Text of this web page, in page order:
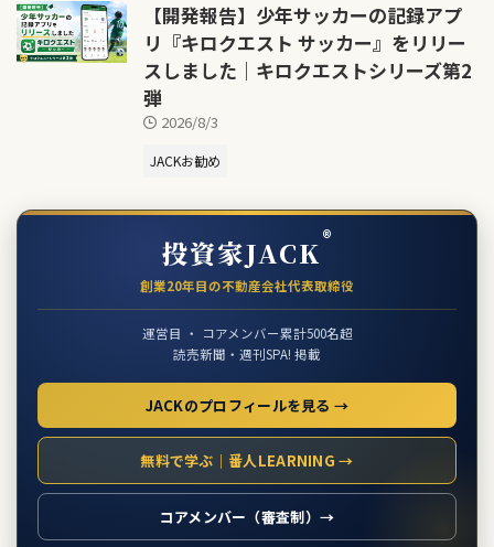
【開発報告】少年サッカーの記録アプ
リ『キロクエスト サッカー』をリリー
スしました｜キロクエストシリーズ第2
弾
2026/8/3
JACKお勧め
投資家JACK®
創業20年目の不動産会社代表取締役
運営目 ・ コアメンバー累計500名超
読売新聞・週刊SPA! 掲載
JACKのプロフィールを見る →
無料で学ぶ｜番人LEARNING →
コアメンバー（審査制）→